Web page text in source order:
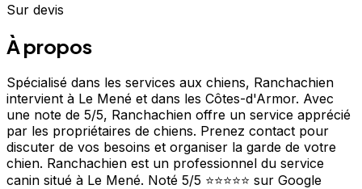
Sur devis
À propos
Spécialisé dans les services aux chiens, Ranchachien
intervient à Le Mené et dans les Côtes-d'Armor. Avec
une note de 5/5, Ranchachien offre un service apprécié
par les propriétaires de chiens. Prenez contact pour
discuter de vos besoins et organiser la garde de votre
chien. Ranchachien est un professionnel du service
canin situé à Le Mené. Noté 5/5 ⭐⭐⭐⭐⭐ sur Google